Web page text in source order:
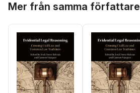
Mer från samma författare